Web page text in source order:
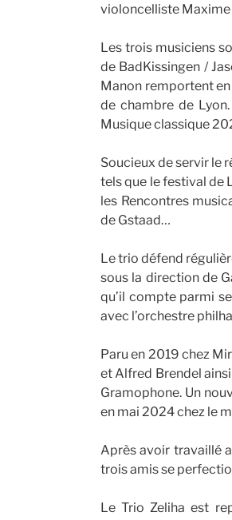
violoncelliste Maxime
Les trois musiciens
de BadKissingen /
Manon remportent
de chambre de
Musique classique
Soucieux de servir le
tels que le festival de
les Rencontres
de Gstaad…
Le trio défend
sous la direction de
qu’il compte parmi
avec l’orchestre
Paru en 2019 chez
et Alfred Brendel
Gramophone. Un
en mai 2024 chez le
Après avoir travaillé
trois amis se
Le Trio Zeliha est